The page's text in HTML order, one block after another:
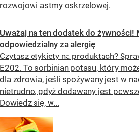
rozwojowi astmy oskrzelowej.
Uważaj na ten dodatek do żywności!
odpowiedzialny za alergię
Czytasz etykiety na produktach?
E202. To sorbinian potasu, który
dla zdrowia, jeśli spożywany jest w
nietrudno, gdyż dodawany jest
Dowiedz się, w...